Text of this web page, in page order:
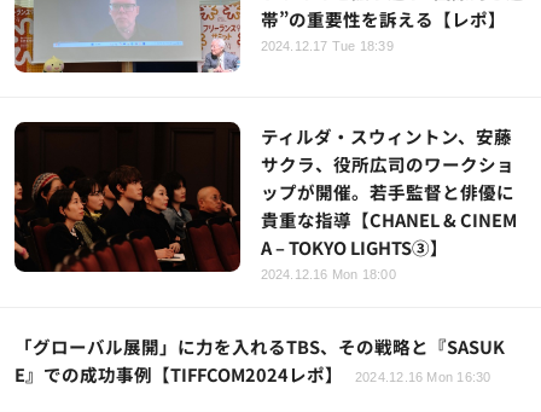
帯”の重要性を訴える【レポ】
2024.12.17 Tue 18:39
ティルダ・スウィントン、安藤
サクラ、役所広司のワークショ
ップが開催。若手監督と俳優に
貴重な指導【CHANEL & CINEM
A – TOKYO LIGHTS③】
2024.12.16 Mon 18:00
「グローバル展開」に力を入れるTBS、その戦略と『SASUK
E』での成功事例【TIFFCOM2024レポ】
2024.12.16 Mon 16:30